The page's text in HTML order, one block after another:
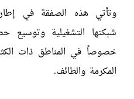
وتأتي هذه الصفقة في إطار
شبكتها التشغيلية وتوسيع
خصوصاً في المناطق ذات
المكرمة والطائف.